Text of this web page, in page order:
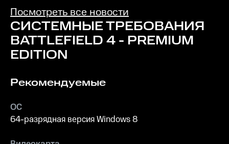
жанров мы
продолжаем
открывать
новые грани
многогранного
Посмотреть все новости
СИСТЕМНЫЕ ТРЕБОВАНИЯ
BATTLEFIELD 4 - PREMIUM
EDITION
Рекомендуемые
ОС
64-разрядная версия Windows 8